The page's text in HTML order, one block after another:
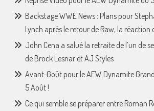
Backstage WWE News : Plans pour
Lynch après le retour de Raw, la réaction
John Cena a salué la retraite de l’un de
de Brock Lesnar et AJ Styles
Avant-Goût pour le AEW Dynamite
5 Août !
Ce qui semble se préparer entre Roman